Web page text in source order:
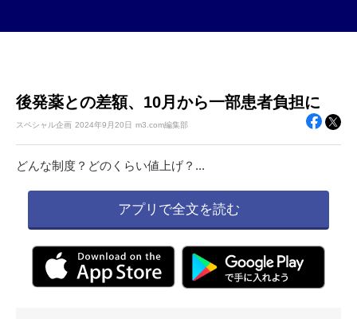
後発薬との差額、10月から一部患者負担に
スペシャル企画 2024年9月20日 m3.com編集部
どんな制度？どのくらい値上げ？...
アプリで全文を読む